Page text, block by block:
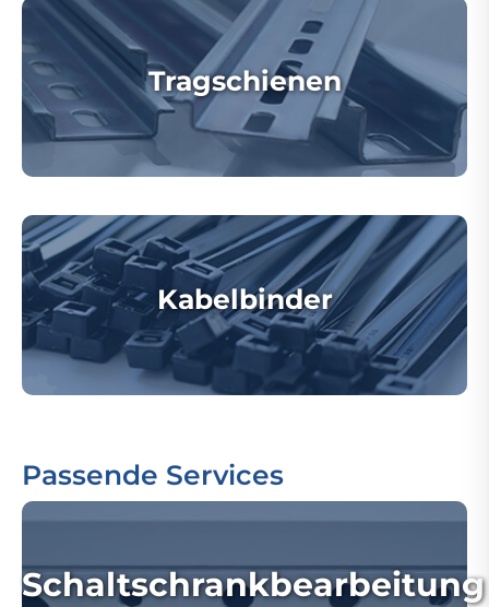
Tragschienen
Kabelbinder
Passende Services
Schaltschrankbearbeitung